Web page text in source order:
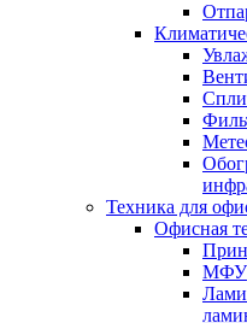
Техника для
Офисная
МФУ